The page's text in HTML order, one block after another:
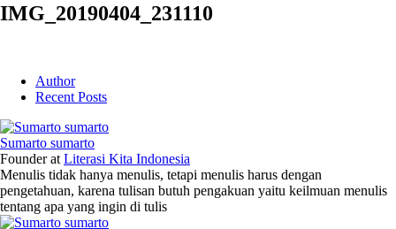
IMG_20190404_231110
Author
Recent Posts
Sumarto sumarto
Founderat Literasi Kita Indonesia
Menulis tidak hanya menulis, tetapi menulis harus dengan
pengetahuan, karena tulisan butuh pengakuan yaitu keilmuan menulis
tentang apa yang ingin di tulis